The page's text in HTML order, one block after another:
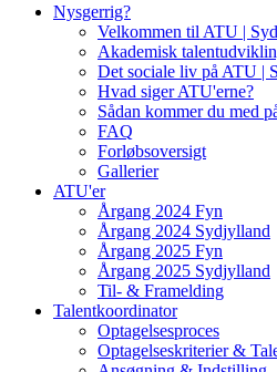
Nysgerrig?
Velkommen til ATU | Syd
Akademisk
Det sociale liv på ATU |
Hvad siger ATU'erne?
Sådan kommer du med
FAQ
Forløbsoversigt
Gallerier
ATU'er
Årgang 2024 Fyn
Årgang 2024 Sydjylland
Årgang 2025 Fyn
Årgang 2025 Sydjylland
Til- & Framelding
Talentkoordinator
Optagelsesproces
Optagelseskriterier &